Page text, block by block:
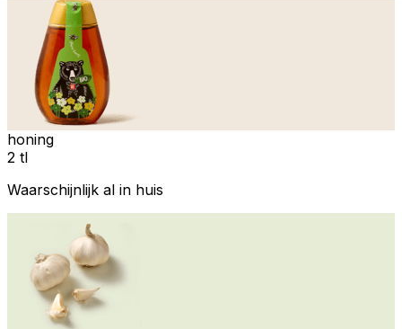
honing
2 tl
Waarschijnlijk al in huis